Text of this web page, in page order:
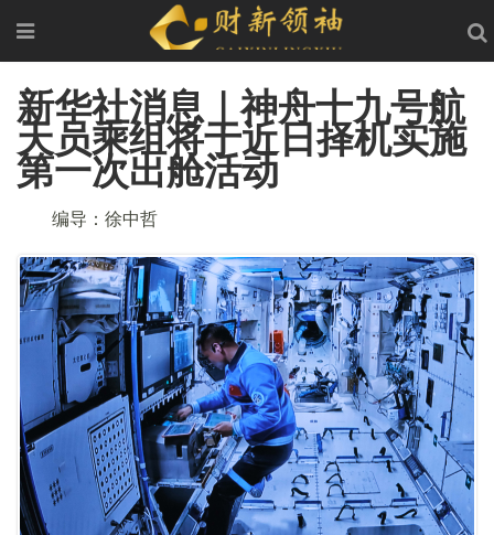
新华社消息｜神舟十九号航
天员乘组将于近日择机实施
第一次出舱活动
编导：徐中哲